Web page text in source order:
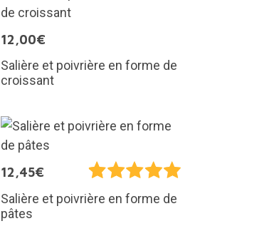
12,00€
Salière et poivrière en forme de
croissant
12,45€
Salière et poivrière en forme de
pâtes